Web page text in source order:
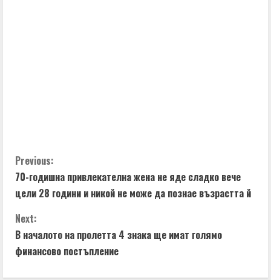
i
n
g
C
o
n
t
i
Previous:
70-годишна привлекателна жена не яде сладко вече
цели 28 години и никой не може да познае възрастта й
Next:
В началото на пролетта 4 знака ще имат голямо
финансово постъпление